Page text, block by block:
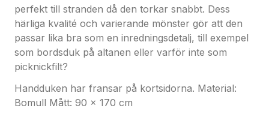
perfekt till stranden då den torkar snabbt. Dess
härliga kvalité och varierande mönster gör att den
passar lika bra som en inredningsdetalj, till exempel
som bordsduk på altanen eller varför inte som
picknickfilt?
Handduken har fransar på kortsidorna. Material:
Bomull Mått: 90 x 170 cm